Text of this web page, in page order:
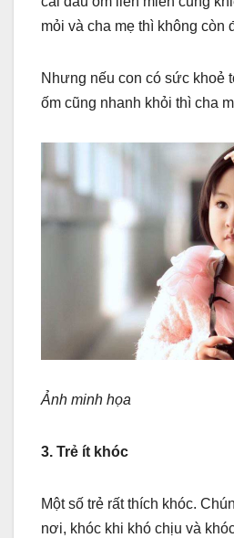
mỏi và cha mẹ thì không còn
Nhưng nếu con có sức khoẻ
ốm cũng nhanh khỏi thì cha
Ảnh minh họa
3. Trẻ ít khóc
Một số trẻ rất thích khóc.
nơi, khóc khi khó chịu và